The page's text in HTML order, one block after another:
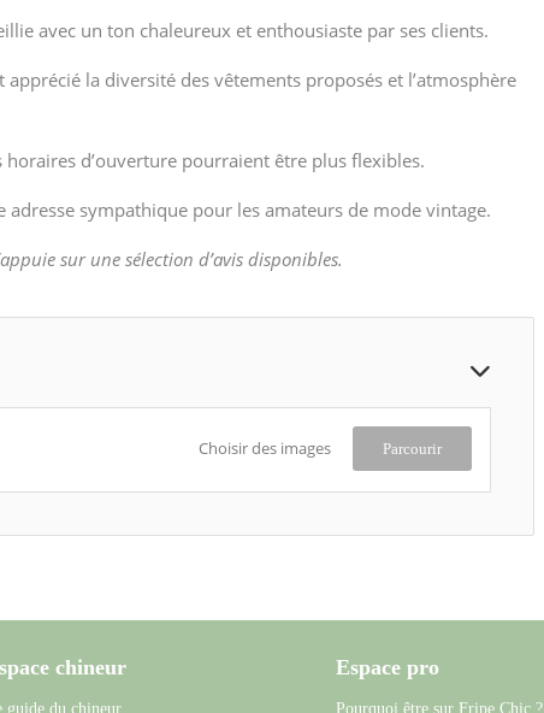
avec un ton chaleureux et enthousiaste par ses clients.
la diversité des vêtements proposés et l’atmosphère
d’ouverture pourraient être plus flexibles.
adresse sympathique pour les amateurs de mode vintage.
sur une sélection d’avis disponibles.
Choisir des images Parcourir
chineur
guide du chineur
Espace pro
Pourquoi être sur Fripe Chic ?